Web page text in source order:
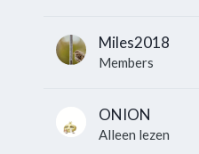
Miles2018
Members
ONION
Alleen lezen